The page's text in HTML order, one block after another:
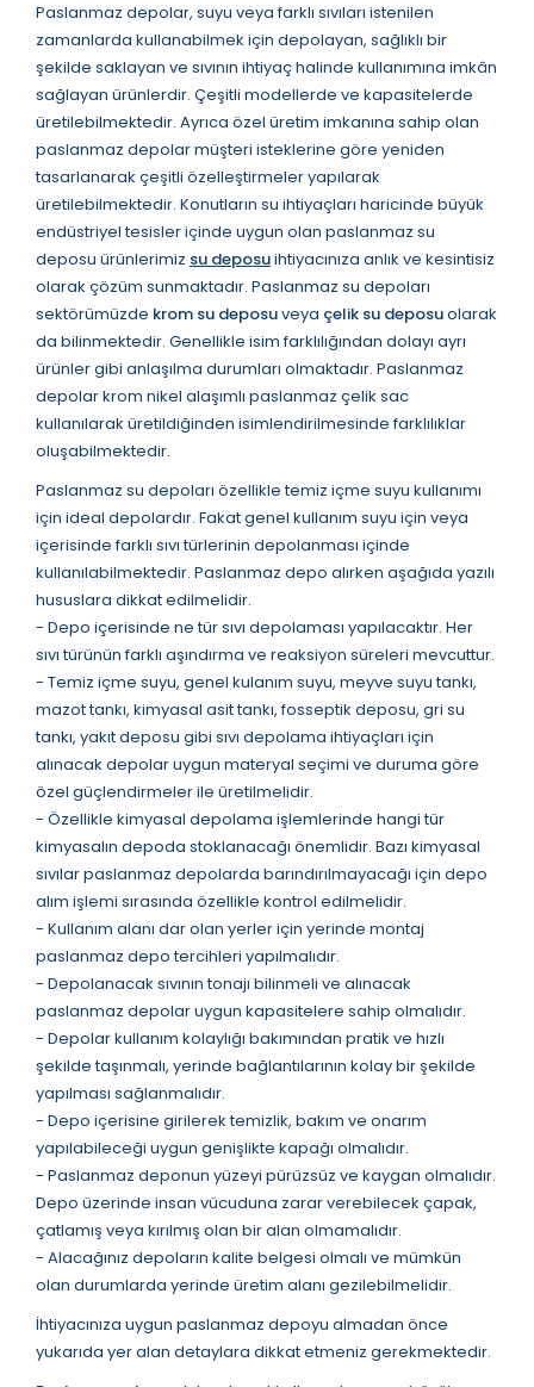
Paslanmaz depolar, suyu veya farklı sıvıları istenilen
zamanlarda kullanabilmek için depolayan, sağlıklı bir
şekilde saklayan ve sıvının ihtiyaç halinde kullanımına imkân
sağlayan ürünlerdir. Çeşitli modellerde ve kapasitelerde
üretilebilmektedir. Ayrıca özel üretim imkanına sahip olan
paslanmaz depolar müşteri isteklerine göre yeniden
tasarlanarak çeşitli özelleştirmeler yapılarak
üretilebilmektedir. Konutların su ihtiyaçları haricinde büyük
endüstriyel tesisler içinde uygun olan paslanmaz su
deposu ürünlerimiz su deposuihtiyacınıza anlık ve kesintisiz
olarak çözüm sunmaktadır. Paslanmaz su depoları
sektörümüzde krom su deposuveya çelik su deposuolarak
da bilinmektedir. Genellikle isim farklılığından dolayı ayrı
ürünler gibi anlaşılma durumları olmaktadır. Paslanmaz
depolar krom nikel alaşımlı paslanmaz çelik sac
kullanılarak üretildiğinden isimlendirilmesinde farklılıklar
oluşabilmektedir.
Paslanmaz su depoları özellikle temiz içme suyu kullanımı
için ideal depolardır. Fakat genel kullanım suyu için veya
içerisinde farklı sıvı türlerinin depolanması içinde
kullanılabilmektedir. Paslanmaz depo alırken aşağıda yazılı
hususlara dikkat edilmelidir.
- Depo içerisinde ne tür sıvı depolaması yapılacaktır. Her
sıvı türünün farklı aşındırma ve reaksiyon süreleri mevcuttur.
- Temiz içme suyu, genel kulanım suyu, meyve suyu tankı,
mazot tankı, kimyasal asit tankı, fosseptik deposu, gri su
tankı, yakıt deposu gibi sıvı depolama ihtiyaçları için
alınacak depolar uygun materyal seçimi ve duruma göre
özel güçlendirmeler ile üretilmelidir.
- Özellikle kimyasal depolama işlemlerinde hangi tür
kimyasalın depoda stoklanacağı önemlidir. Bazı kimyasal
sıvılar paslanmaz depolarda barındırılmayacağı için depo
alım işlemi sırasında özellikle kontrol edilmelidir.
- Kullanım alanı dar olan yerler için yerinde montaj
paslanmaz depo tercihleri yapılmalıdır.
- Depolanacak sıvının tonajı bilinmeli ve alınacak
paslanmaz depolar uygun kapasitelere sahip olmalıdır.
- Depolar kullanım kolaylığı bakımından pratik ve hızlı
şekilde taşınmalı, yerinde bağlantılarının kolay bir şekilde
yapılması sağlanmalıdır.
- Depo içerisine girilerek temizlik, bakım ve onarım
yapılabileceği uygun genişlikte kapağı olmalıdır.
- Paslanmaz deponun yüzeyi pürüzsüz ve kaygan olmalıdır.
Depo üzerinde insan vücuduna zarar verebilecek çapak,
çatlamış veya kırılmış olan bir alan olmamalıdır.
- Alacağınız depoların kalite belgesi olmalı ve mümkün
olan durumlarda yerinde üretim alanı gezilebilmelidir.
İhtiyacınıza uygun paslanmaz depoyu almadan önce
yukarıda yer alan detaylara dikkat etmeniz gerekmektedir.